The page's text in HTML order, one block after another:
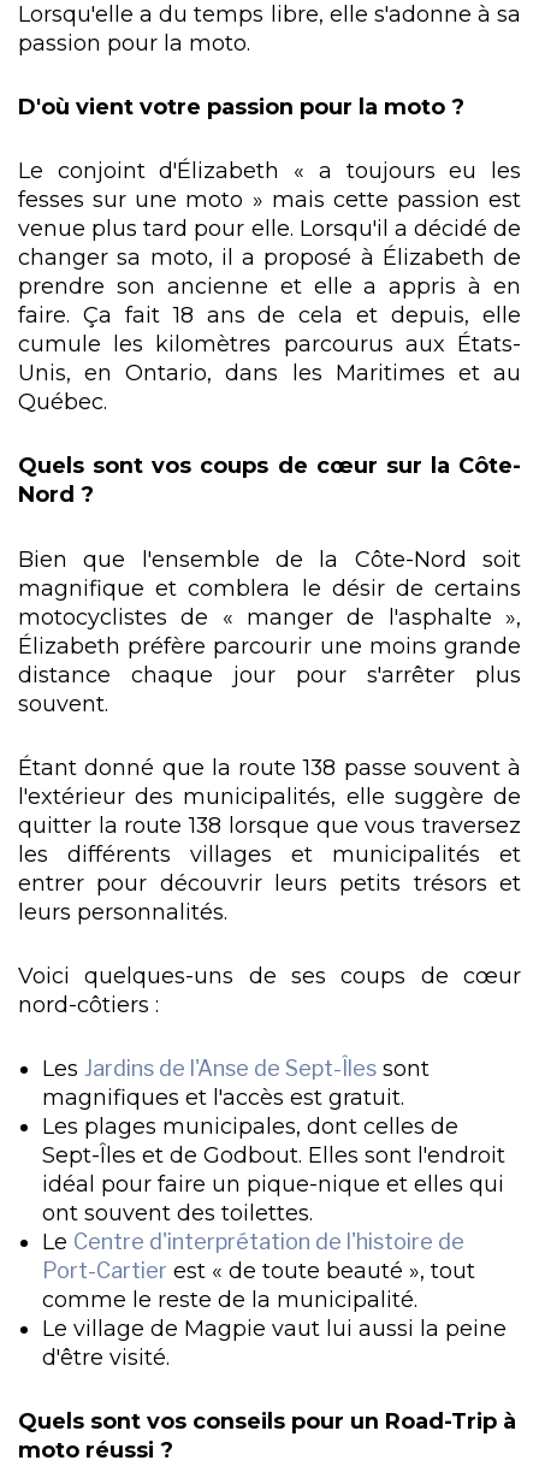
Lorsqu'elle a du temps libre, elle s'adonne à sa
passion pour la moto.
D'où vient votre passion pour la moto ?
Le conjoint d'Élizabeth « a toujours eu les
fesses sur une moto » mais cette passion est
venue plus tard pour elle. Lorsqu'il a décidé de
changer sa moto, il a proposé à Élizabeth de
prendre son ancienne et elle a appris à en
faire. Ça fait 18 ans de cela et depuis, elle
cumule les kilomètres parcourus aux États-
Unis, en Ontario, dans les Maritimes et au
Québec.
Quels sont vos coups de cœur sur la Côte-
Nord ?
Bien que l'ensemble de la Côte-Nord soit
magnifique et comblera le désir de certains
motocyclistes de « manger de l'asphalte »,
Élizabeth préfère parcourir une moins grande
distance chaque jour pour s'arrêter plus
souvent.
Étant donné que la route 138 passe souvent à
l'extérieur des municipalités, elle suggère de
quitter la route 138 lorsque que vous traversez
les différents villages et municipalités et
entrer pour découvrir leurs petits trésors et
leurs personnalités.
Voici quelques-uns de ses coups de cœur
nord-côtiers :
Les Jardins de l'Anse de Sept-Îles sont
magnifiques et l'accès est gratuit.
Les plages municipales, dont celles de
Sept-Îles et de Godbout. Elles sont l'endroit
idéal pour faire un pique-nique et elles qui
ont souvent des toilettes.
Le Centre d'interprétation de l'histoire de
Port-Cartier est « de toute beauté », tout
comme le reste de la municipalité.
Le village de Magpie vaut lui aussi la peine
d'être visité.
Quels sont vos conseils pour un Road-Trip à
moto réussi ?